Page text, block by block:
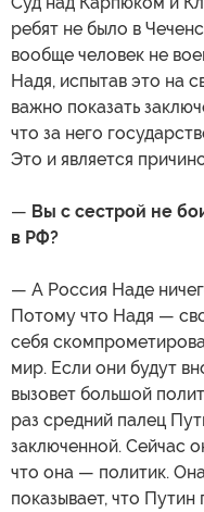
ребят не было в
вообще человек не
Надя, испытав это на
важно показать
что за него
Это и является
— Вы с сестрой не
в РФ?
— А Россия Наде
Потому что Надя —
себя
мир. Если они будут
вызовет большой
раз средний палец
заключенной. Сейчас
что она — политик.
показывает, что